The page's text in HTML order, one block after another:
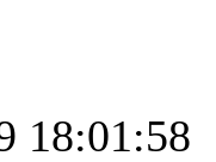
18:01:58